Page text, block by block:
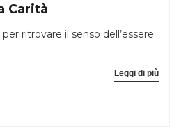
Carità
ritrovare il senso dell’essere
Leggi di più